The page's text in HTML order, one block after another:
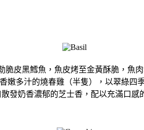
⽪⿊鱈⿂，⿂⽪烤⾄⾦黃酥脆，⿂
多汁的燒春雞（半隻），以翠綠四
發奶香濃郁的芝⼠香，配以充滿⼝感